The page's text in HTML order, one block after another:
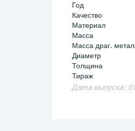
Год
Качество
Материал
Масса
Масса драг.
Диаметр
Толщина
Тираж
Дата выпуска: